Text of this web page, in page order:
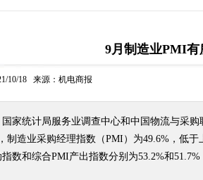
​9月制造业PMI有
10/18 来源：机电商报
国家统计局服务业调查中心和中国物流与采
制造业采购经理指数（PMI）为49.6%，低
数和综合PMI产出指数分别为53.2%和